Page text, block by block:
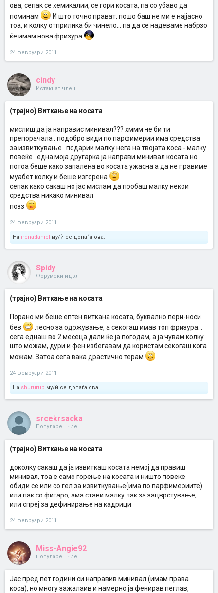
ова, сепак се хемикалии, се гори косата, па со убаво да
поминам
И што точно прават, пошо баш не ми е најјасно
тоа, и колку отприлика би чинело... па да се надеваме набрзо
ќе имам нова фризура
24 февруари 2011
cindy
Истакнат член
(трајно) Виткање на косата
мислиш да ја направис минивал??? хммм не би ти
препорачала . подобро види по парфимерии има средства
за извиткување . подарии малку нега на твојата коса - малку
повеќе . една моја другарка ја направи минивал косата но
потоа беше како запалена во косата ужасна а да не правиме
муабет колку и беше изгорена
сепак како сакаш но јас мислам да пробаш малку некои
средства никако минивал
позз
24 февруари 2011
На irenadaniel му/ѝ се допаѓа ова.
Spidy
Форумски идол
(трајно) Виткање на косата
Порано ми беше ептен виткана косата, буквално пери-носи
бев
лесно за одржување, а секогаш имав топ фризура...
сега еднаш во 2 месеца дали ќе ја погодам, а ја чувам колку
што можам, дури и фен избегавам да користам секогаш кога
можам. Затоа сега вака драстично терам
24 февруари 2011
На shururup му/ѝ се допаѓа ова.
srcekrsacka
Популарен член
(трајно) Виткање на косата
доколку сакаш да ја извиткаш косата немој да правиш
минивал, тоа е само горење на косата и ништо повеке
обиди се или со гел за извиткување(има по парфимериите)
или пак со фигаро, ама стави малку лак за зацврстување,
или спреј за дефинирање на кадрици
24 февруари 2011
Miss-Angie92
Популарен член
Јас пред пет години си направив минивал (имам права
коса), но многу зажалаив и намерно ја фенирав пеглав,